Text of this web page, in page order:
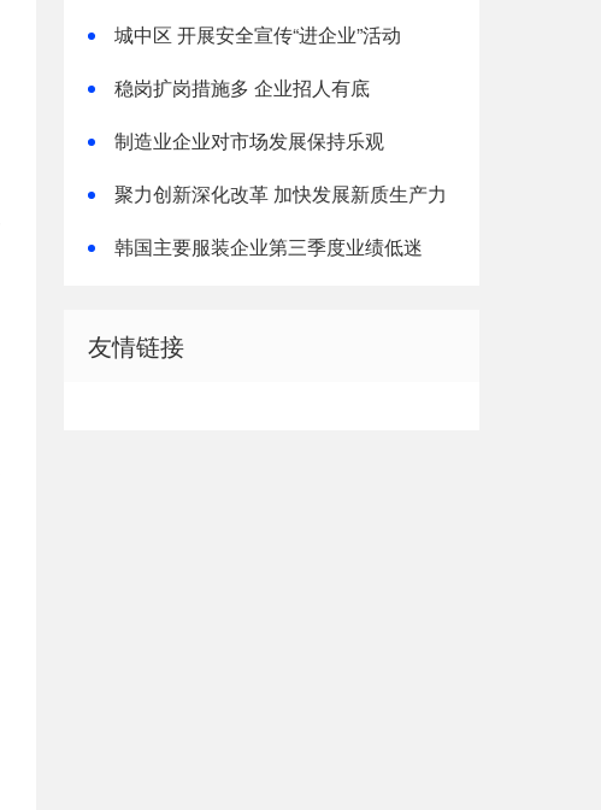
城中区 开展安全宣传“进企业”活动
稳岗扩岗措施多 企业招人有底
制造业企业对市场发展保持乐观
聚力创新深化改革 加快发展新质生产力
韩国主要服装企业第三季度业绩低迷
友情链接